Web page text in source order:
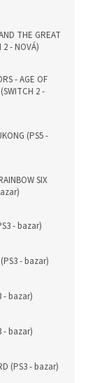
THE GREAT
2 - NOVÁ)
- AGE OF
2 -
(PS5 -
SIX
- bazar)
- bazar)
- bazar)
- bazar)
(PS3 - bazar)